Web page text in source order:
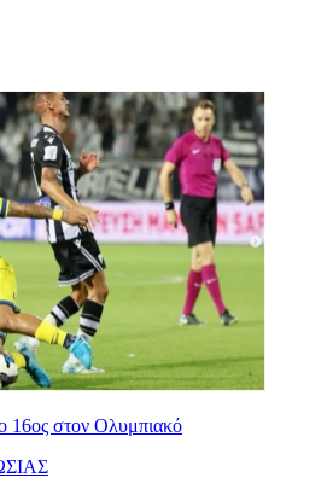
στον Ολυμπιακό